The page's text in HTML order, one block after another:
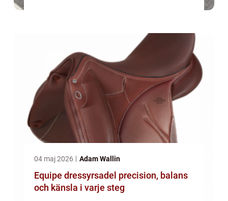
04 maj 2026 Adam Wallin
Equipe dressyrsadel precision, balans
och känsla i varje steg